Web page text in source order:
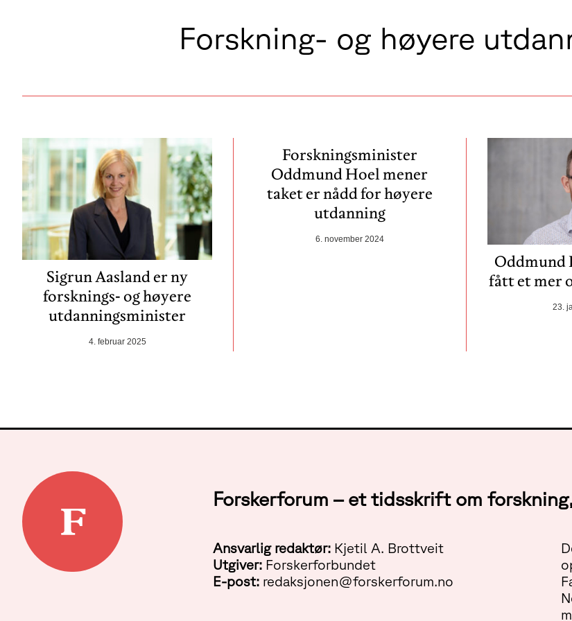
Forskning- og høyere
Sigrun Aasland er ny
forsknings- og høyere
utdanningsminister
4. februar 2025
Forskningsminister
Oddmund Hoel mener
taket er nådd for høyere
utdanning
6. november 2024
Oddmund
fått et mer
23.
Forskerforum – et tidsskrift om
Ansvarlig redaktør:Kjetil A. Brottveit
Utgiver:Forskerforbundet
E-post:redaksjonen@forskerforum.no